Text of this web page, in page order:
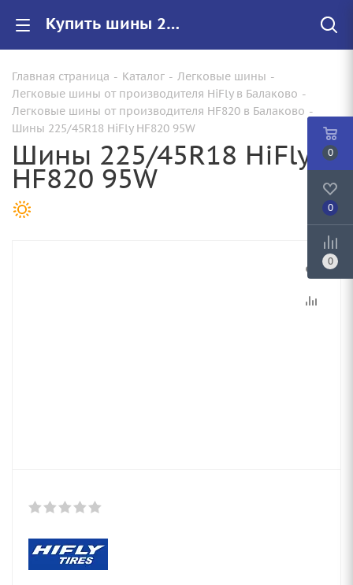
Купить шины 225/45R18 HiFly HF820 95W |Арт.202H1039 по цене от 4630.00 руб. в Балаково с доставкой
Главная страница - Каталог - Легковые шины -
Легковые шины от производителя HiFly в Балаково -
Легковые шины от производителя HF820 в Балаково -
Шины 225/45R18 HiFly HF820 95W
Шины 225/45R18 HiFly
HF820 95W
0
0
0